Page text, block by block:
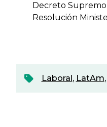
Decreto
Resolución
Laboral, LatAm,